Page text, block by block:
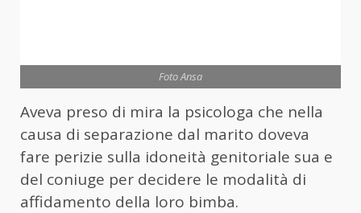
Foto Ansa
Aveva preso di mira la psicologa che nella
causa di separazione dal marito doveva
fare perizie sulla idoneità genitoriale sua e
del coniuge per decidere le modalità di
affidamento della loro bimba.